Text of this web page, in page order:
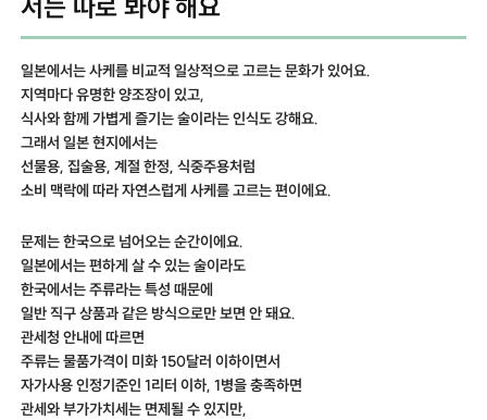
서는 따로 봐야 해요
일본에서는 사케를 비교적 일상적으로 고르는 문화가 있어요.
지역마다 유명한 양조장이 있고,
식사와 함께 가볍게 즐기는 술이라는 인식도 강해요.
그래서 일본 현지에서는
선물용, 집술용, 계절 한정, 식중주용처럼
소비 맥락에 따라 자연스럽게 사케를 고르는 편이에요.
문제는 한국으로 넘어오는 순간이에요.
일본에서는 편하게 살 수 있는 술이라도
한국에서는 주류라는 특성 때문에
일반 직구 상품과 같은 방식으로만 보면 안 돼요.
관세청 안내에 따르면
주류는 물품가격이 미화 150달러 이하이면서
자가사용 인정기준인 1리터 이하, 1병을 충족하면
관세와 부가가치세는 면제될 수 있지만,